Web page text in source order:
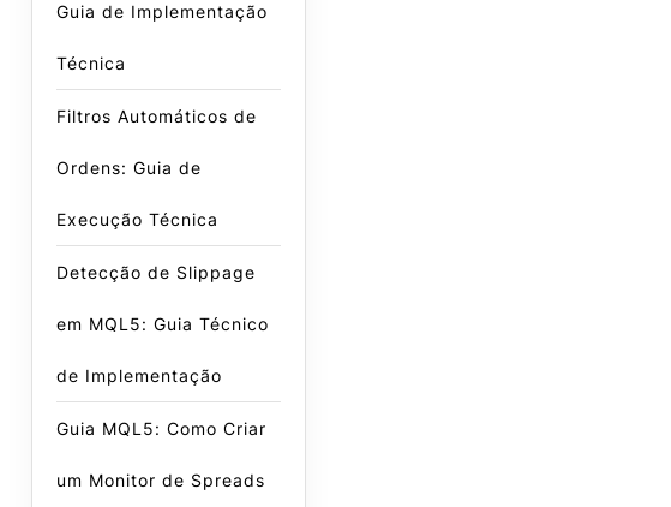
Guia de Implementação
Técnica
Filtros Automáticos de
Ordens: Guia de
Execução Técnica
Detecção de Slippage
em MQL5: Guia Técnico
de Implementação
Guia MQL5: Como Criar
um Monitor de Spreads